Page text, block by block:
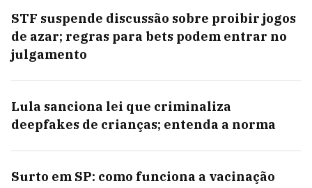
STF suspende discussão sobre proibir jogos
de azar; regras para bets podem entrar no
julgamento
Lula sanciona lei que criminaliza
deepfakes de crianças; entenda a norma
Surto em SP: como funciona a vacinação